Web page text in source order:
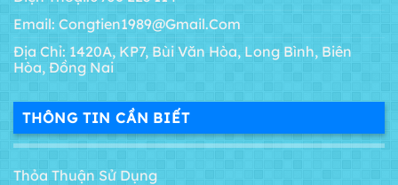
Email: Congtien1989@gmail.com
Địa Chỉ: 1420A, KP7, Bùi Văn Hòa, Long Bình, Biên
Hòa, Đồng Nai
THÔNG TIN CẦN BIẾT
Thỏa Thuận Sử Dụng